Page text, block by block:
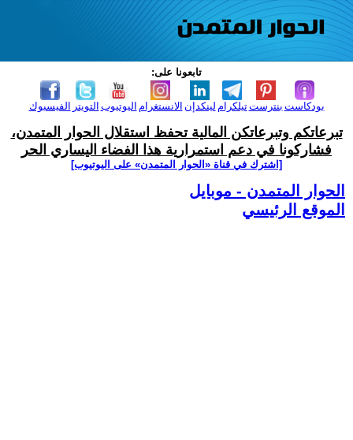
تابعونا على:
الفيسبوك التويتر اليوتيوب الانستغرام لينكدإن تيلكرامبنترست بودكاست
تبرعاتكم وتبرعاتكن المالية تحفظ استقلال الحوار المتمدن،
فشاركونا في دعم استمرارية هذا الفضاء اليساري الحر
[اشترك في قناة ‫«الحوار المتمدن» على اليوتيوب]
الحوار المتمدن - موبايل
الموقع الرئيسي